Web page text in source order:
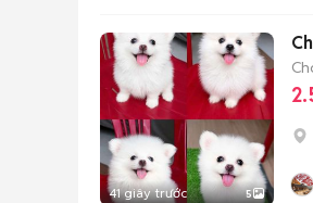
41 giây trước 5